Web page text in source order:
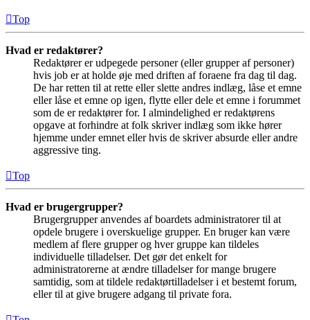
Top
Hvad er redaktører?
Redaktører er udpegede personer (eller grupper af personer)
hvis job er at holde øje med driften af foraene fra dag til dag.
De har retten til at rette eller slette andres indlæg, låse et emne
eller låse et emne op igen, flytte eller dele et emne i forummet
som de er redaktører for. I almindelighed er redaktørens
opgave at forhindre at folk skriver indlæg som ikke hører
hjemme under emnet eller hvis de skriver absurde eller andre
aggressive ting.
Top
Hvad er brugergrupper?
Brugergrupper anvendes af boardets administratorer til at
opdele brugere i overskuelige grupper. En bruger kan være
medlem af flere grupper og hver gruppe kan tildeles
individuelle tilladelser. Det gør det enkelt for
administratorerne at ændre tilladelser for mange brugere
samtidig, som at tildele redaktørtilladelser i et bestemt forum,
eller til at give brugere adgang til private fora.